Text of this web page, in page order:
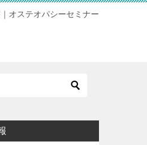
オステオパシーセミナー